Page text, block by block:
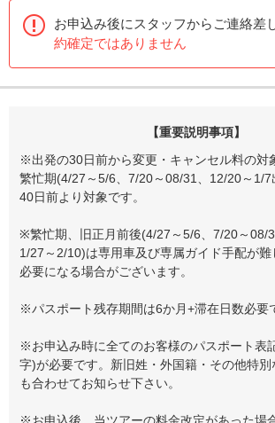
お申込み後にスタッフからご連絡差
約確定ではありません
【重要説明事項】
※出発の30日前から変更・キャンセル料の対
繁忙期(4/27～5/6、7/20～08/31、12/20～1/7
40日前より対象です。
※繁忙期、旧正月前後(4/27～5/6、7/20～08/
1/27～2/10)は専用車及び専属ガイド手配が
必要になる場合がございます。
※パスポート残存期間は6か月+滞在日数必要
※お申込み時に全てのお客様のパスポート表
字)が必要です。新旧姓・外国籍・その他特
も合わせてお知らせ下さい。
※お申込後、当ツアーの料金改定があった場